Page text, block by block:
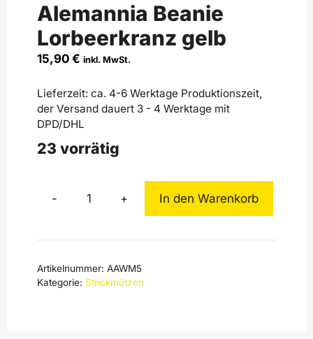
Alemannia Beanie
Lorbeerkranz gelb
15,90 € inkl. MwSt.
Lieferzeit: ca. 4-6 Werktage Produktionszeit,
der Versand dauert 3 - 4 Werktage mit
DPD/DHL
23 vorrätig
-
Alemannia
Lorbeerkranz
Menge
+ In den Warenkorb
Artikelnummer: AAWM5
Kategorie: Strickmützen